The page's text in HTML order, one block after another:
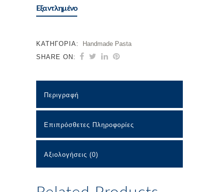
Εξαντλημένο
ΚΑΤΗΓΟΡΊΑ:
Handmade Pasta
SHARE ON:
Περιγραφή
Επιπρόσθετες Πληροφορίες
Αξιολογήσεις (0)